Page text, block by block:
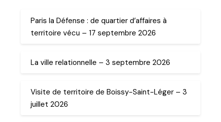
Paris la Défense : de quartier d’affaires à
territoire vécu – 17 septembre 2026
La ville relationnelle – 3 septembre 2026
Visite de territoire de Boissy-Saint-Léger – 3
juillet 2026